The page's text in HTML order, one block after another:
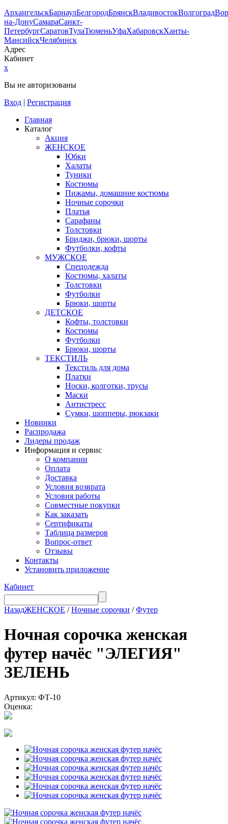
АрхангельскБарнаулБелгородБрянскВладивостокВолгоград
на-ДонуСамараСанкт-
ПетербургСаратовТулаТюменьУфаХабаровскХанты-
МансийскЧелябинск
Адрес
Кабинет
x
Вы не авторизованы
Вход | Регистрация
Главная
Каталог
Акция
ЖЕНСКОЕ
Юбки
Халаты
Туники
Костюмы
Пижамы, домашние костюмы
Ночные сорочки
Платья
Сарафаны
Толстовки
Бриджи, брюки, шорты
Футболки, кофты
МУЖСКОЕ
Спецодежда
Костюмы, халаты
Толстовки
Футболки
Брюки, шорты
ДЕТСКОЕ
Кофты, толстовки
Костюмы
Футболки
Брюки, шорты
ТЕКСТИЛЬ
Текстиль для дома
Платки
Носки, колготки, трусы
Маски
Антистресс
Сумки, шопперы, рюкзаки
Новинки
Распродажа
Лидеры продаж
Информация и сервис
О компании
Оплата
Доставка
Условия возврата
Условия работы
Совместные покупки
Как заказать
Сертификаты
Таблица размеров
Вопрос-ответ
Отзывы
Контакты
Установить приложение
Кабинет
НазадЖЕНСКОЕ /Ночные сорочки /Футер
Ночная сорочка женская
футер начёс "ЭЛЕГИЯ"
ЗЕЛЕНЬ
Артикул: ФТ-10
Оценка: